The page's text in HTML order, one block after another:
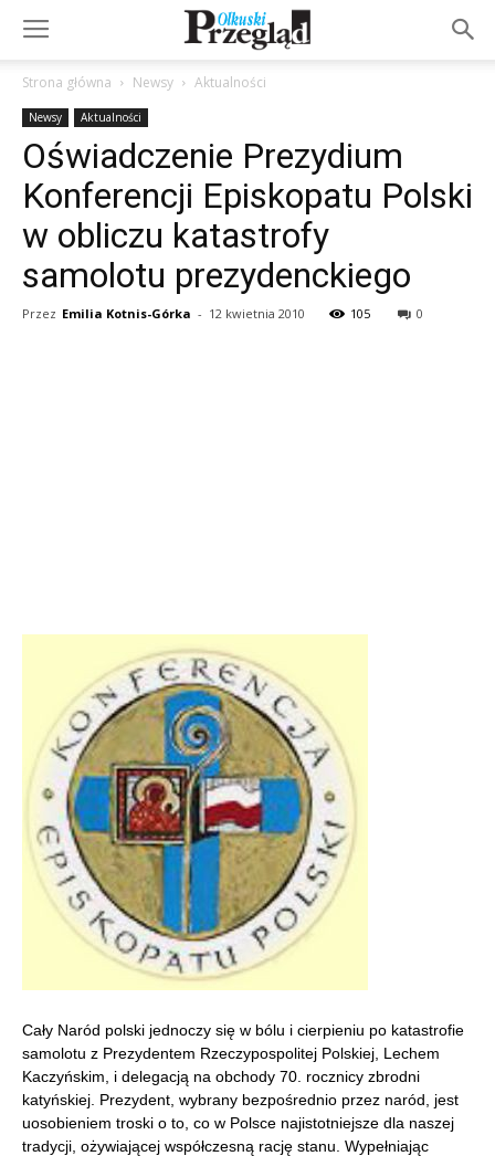
Strona główna Newsy Aktualności
Newsy Aktualności
Oświadczenie Prezydium
Konferencji Episkopatu Polski
w obliczu katastrofy
samolotu prezydenckiego
Przez Emilia Kotnis-Górka - 12 kwietnia 2010 105 0
Cały Naród polski jednoczy się w bólu i cierpieniu po katastrofie
samolotu z Prezydentem Rzeczypospolitej Polskiej, Lechem
Kaczyńskim, i delegacją na obchody 70. rocznicy zbrodni
katyńskiej. Prezydent, wybrany bezpośrednio przez naród, jest
uosobieniem troski o to, co w Polsce najistotniejsze dla naszej
tradycji, ożywiającej współczesną rację stanu. Wypełniając